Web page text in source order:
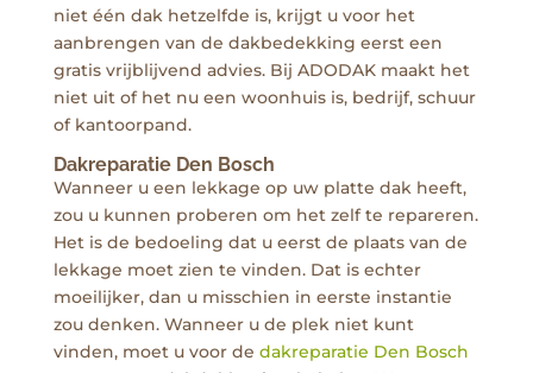
niet één dak hetzelfde is, krijgt u voor het
aanbrengen van de dakbedekking eerst een
gratis vrijblijvend advies. Bij ADODAK maakt het
niet uit of het nu een woonhuis is, bedrijf, schuur
of kantoorpand.
Dakreparatie Den Bosch
Wanneer u een lekkage op uw platte dak heeft,
zou u kunnen proberen om het zelf te repareren.
Het is de bedoeling dat u eerst de plaats van de
lekkage moet zien te vinden. Dat is echter
moeilijker, dan u misschien in eerste instantie
zou denken. Wanneer u de plek niet kunt
vinden, moet u voor de dakreparatie Den Bosch